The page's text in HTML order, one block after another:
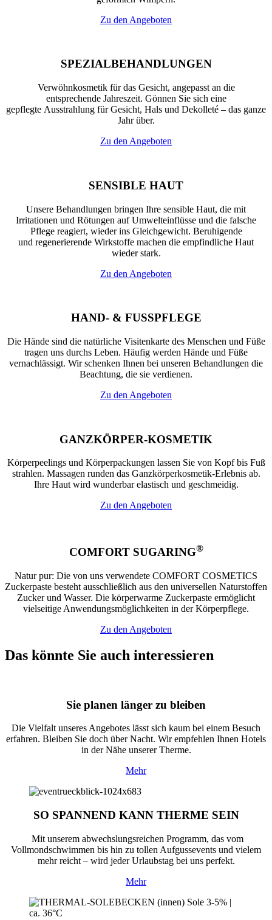
Zu den Angeboten
SPEZIALBEHANDLUNGEN
Verwöhnkosmetik für das Gesicht, angepasst an die
entsprechende Jahreszeit. Gönnen Sie sich eine
gepflegte Ausstrahlung für Gesicht, Hals und Dekolleté – das ganze
Jahr über.
Zu den Angeboten
SENSIBLE HAUT
Unsere Behandlungen bringen Ihre sensible Haut, die mit
Irritationen und Rötungen auf Umwelteinflüsse und die falsche
Pflege reagiert, wieder ins Gleichgewicht. Beruhigende
und regenerierende Wirkstoffe machen die empfindliche Haut
wieder stark.
Zu den Angeboten
HAND- & FUSSPFLEGE
Die Hände sind die natürliche Visitenkarte des Menschen und Füße
tragen uns durchs Leben. Häufig werden Hände und Füße
vernachlässigt. Wir schenken Ihnen bei unseren Behandlungen die
Beachtung, die sie verdienen.
Zu den Angeboten
GANZKÖRPER-KOSMETIK
Körperpeelings und Körperpackungen lassen Sie von Kopf bis Fuß
strahlen. Massagen runden das Ganzkörperkosmetik-Erlebnis ab.
Ihre Haut wird wunderbar elastisch und geschmeidig.
Zu den Angeboten
COMFORT SUGARING®
Natur pur: Die von uns verwendete COMFORT COSMETICS
Zuckerpaste besteht ausschließlich aus den universellen Naturstoffen
Zucker und Wasser. Die körperwarme Zuckerpaste ermöglicht
vielseitige Anwendungsmöglichkeiten in der Körperpflege.
Zu den Angeboten
Das könnte Sie auch interessieren
Sie planen länger zu bleiben
Die Vielfalt unseres Angebotes lässt sich kaum bei einem Besuch
erfahren. Bleiben Sie doch über Nacht. Wir empfehlen Ihnen Hotels
in der Nähe unserer Therme.
Mehr
SO SPANNEND KANN THERME SEIN
Mit unserem abwechslungsreichen Programm, das vom
Vollmondschwimmen bis hin zu tollen Aufgussevents und vielem
mehr reicht – wird jeder Urlaubstag bei uns perfekt.
Mehr